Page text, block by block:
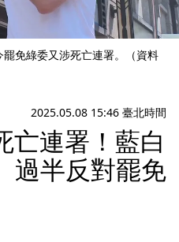
免綠委又涉死亡連署。（資料
2025.05.08 15:46 臺北時間
亡連署！藍白
半反對罷免